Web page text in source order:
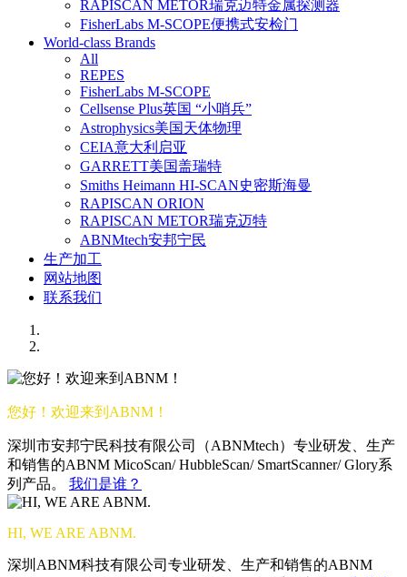
RAPISCAN METOR瑞克迈特金属探测器
FisherLabs M-SCOPE便携式安检门
World-class Brands
All
REPES
FisherLabs M-SCOPE
Cellsense Plus英国 “小哨兵”
Astrophysics美国天体物理
CEIA意大利启亚
GARRETT美国盖瑞特
Smiths Heimann HI-SCAN史密斯海曼
RAPISCAN ORION
RAPISCAN METOR瑞克迈特
ABNMtech安邦宁民
生产加工
网站地图
联系我们
您好！欢迎来到ABNM！
深圳市安邦宁民科技有限公司（ABNMtech）专业研发、生产
和销售的ABNM MicoScan/ HubbleScan/ SmartScanner/ Glory系
列产品。
我们是谁？
HI, WE ARE ABNM.
深圳ABNM科技有限公司专业研发、生产和销售的ABNM